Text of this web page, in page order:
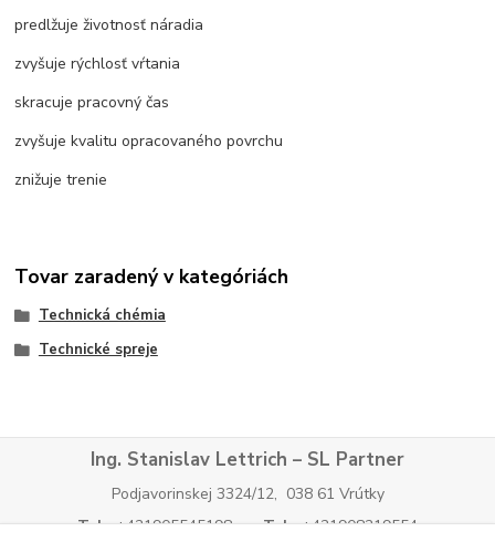
predlžuje životnosť náradia
zvyšuje rýchlosť vŕtania
skracuje pracovný čas
zvyšuje kvalitu opracovaného povrchu
znižuje trenie
Tovar zaradený v kategóriách
Technická chémia
Technické spreje
Ing. Stanislav Lettrich – SL Partner
Podjavorinskej 3324/12, 038 61 Vrútky
Tel:+421905545198Tel.:+421908219554